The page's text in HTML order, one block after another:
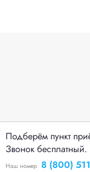
Подберём пункт
Звонок бесплатный.
Наш номер 8 (800)